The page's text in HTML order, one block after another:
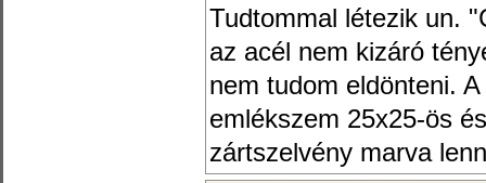
Tudtommal létezik un.
az acél nem kizáró
nem tudom eldönteni.
emlékszem 25x25-ös
zártszelvény marva